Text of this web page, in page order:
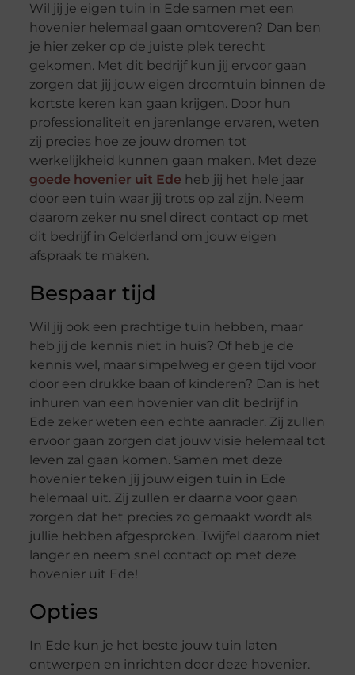
Wil jij je eigen tuin in Ede samen met een
hovenier helemaal gaan omtoveren? Dan ben
je hier zeker op de juiste plek terecht
gekomen. Met dit bedrijf kun jij ervoor gaan
zorgen dat jij jouw eigen droomtuin binnen de
kortste keren kan gaan krijgen. Door hun
professionaliteit en jarenlange ervaren, weten
zij precies hoe ze jouw dromen tot
werkelijkheid kunnen gaan maken. Met deze
goede hovenier uit Ede heb jij het hele jaar
door een tuin waar jij trots op zal zijn. Neem
daarom zeker nu snel direct contact op met
dit bedrijf in Gelderland om jouw eigen
afspraak te maken.
Bespaar tijd
Wil jij ook een prachtige tuin hebben, maar
heb jij de kennis niet in huis? Of heb je de
kennis wel, maar simpelweg er geen tijd voor
door een drukke baan of kinderen? Dan is het
inhuren van een hovenier van dit bedrijf in
Ede zeker weten een echte aanrader. Zij zullen
ervoor gaan zorgen dat jouw visie helemaal tot
leven zal gaan komen. Samen met deze
hovenier teken jij jouw eigen tuin in Ede
helemaal uit. Zij zullen er daarna voor gaan
zorgen dat het precies zo gemaakt wordt als
jullie hebben afgesproken. Twijfel daarom niet
langer en neem snel contact op met deze
hovenier uit Ede!
Opties
In Ede kun je het beste jouw tuin laten
ontwerpen en inrichten door deze hovenier.